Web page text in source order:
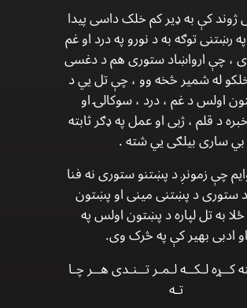
ژوند کې به ډیر کم خلک داسی پیدا
توګه به د نورو په درد او غم
، چې ارواښاد ستوری هم د دغسی
له شمير څخه وو ، چې تل یي د
اولس د غم ، درد ، سوکالۍ او
د قلم ، ژبی او عمل په ډګر ثابته
ساری بیلګی يي شته .
چې زمونږ د پښتنو ستوری نه فنا
ستوری د پښتنی مينی او پښتون
به تل لپاره د پښتون اولس په
ادبی بهير کې په څرک وی.
کــړه لـکــه لـمـر تــنـدی هــر چـا
تـه